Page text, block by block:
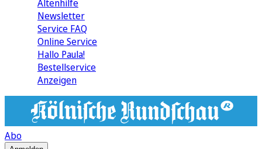
Altenhilfe
Newsletter
Service FAQ
Online Service
Hallo Paula!
Bestellservice
Anzeigen
Abo